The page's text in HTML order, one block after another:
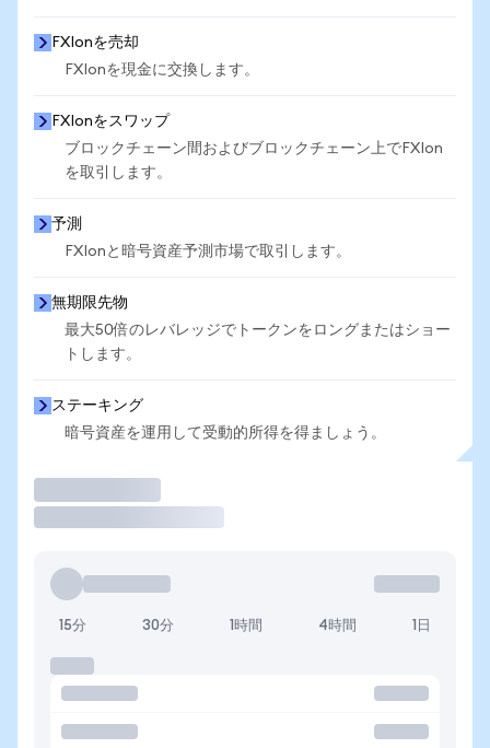
FXIonを売却
FXIonを現金に交換します。
FXIonをスワップ
ブロックチェーン間およびブロックチェーン上でFXIon
を取引します。
予測
FXIonと暗号資産予測市場で取引します。
無期限先物
最大50倍のレバレッジでトークンをロングまたはショー
トします。
ステーキング
暗号資産を運用して受動的所得を得ましょう。
15分 30分 1時間 4時間 1日